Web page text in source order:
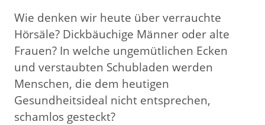
Wie denken wir heute über verrauchte
Hörsäle? Dickbäuchige Männer oder alte
Frauen? In welche ungemütlichen Ecken
und verstaubten Schubladen werden
Menschen, die dem heutigen
Gesundheitsideal nicht entsprechen,
schamlos gesteckt?